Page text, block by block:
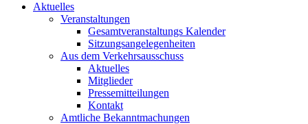
Aktuelles
Veranstaltungen
Gesamtveranstaltungs Kalender
Sitzungsangelegenheiten
Aus dem Verkehrsausschuss
Aktuelles
Mitglieder
Pressemitteilungen
Kontakt
Amtliche Bekanntmachungen